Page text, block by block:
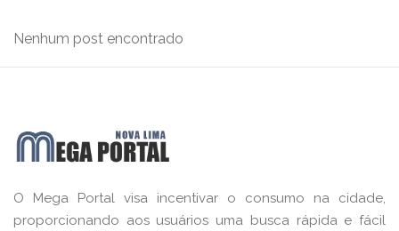
Nenhum post encontrado
O Mega Portal visa incentivar o consumo na cidade,
proporcionando aos usuários uma busca rápida e fácil